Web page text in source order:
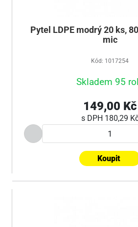
Pytel LDPE modrý 20 ks,
mic
Kód: 1017254
Skladem 95
149,00 Kč
s DPH 180,29
Koupit